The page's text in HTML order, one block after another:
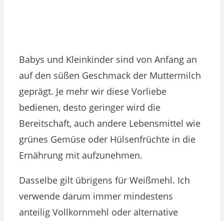
Babys und Kleinkinder sind von Anfang an
auf den süßen Geschmack der Muttermilch
geprägt. Je mehr wir diese Vorliebe
bedienen, desto geringer wird die
Bereitschaft, auch andere Lebensmittel wie
grünes Gemüse oder Hülsenfrüchte in die
Ernährung mit aufzunehmen.
Dasselbe gilt übrigens für Weißmehl. Ich
verwende darum immer mindestens
anteilig Vollkornmehl oder alternative